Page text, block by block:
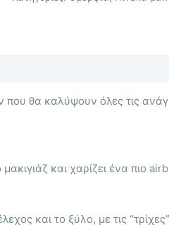
που θα καλύψουν όλες τις
και χαρίζει ένα πιο
και το ξύλο, με τις